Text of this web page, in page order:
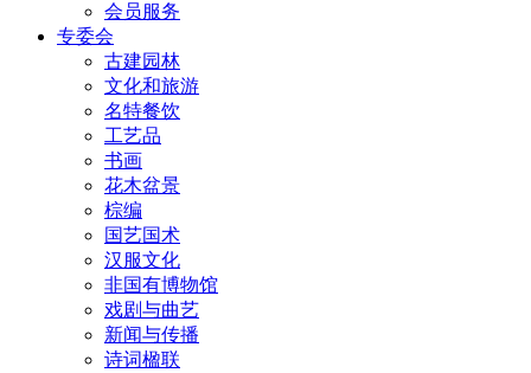
会员服务
专委会
古建园林
文化和旅游
名特餐饮
工艺品
书画
花木盆景
棕编
国艺国术
汉服文化
非国有博物馆
戏剧与曲艺
新闻与传播
诗词楹联